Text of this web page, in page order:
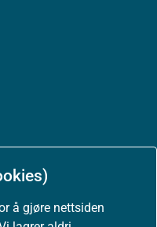
å gjøre nettsiden